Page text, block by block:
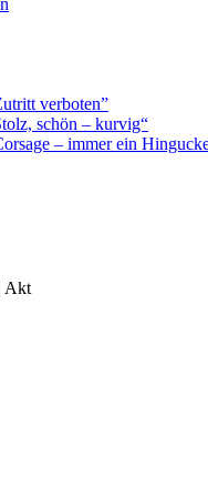
verboten”
schön – kurvig“
– immer ein
Akt